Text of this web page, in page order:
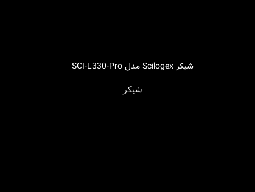
اطلاعات بیشتر
شیکر Scilogex مدل SCI-L330-Pro
شیکر